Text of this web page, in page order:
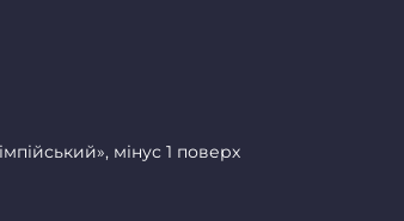
мінус 1 поверх